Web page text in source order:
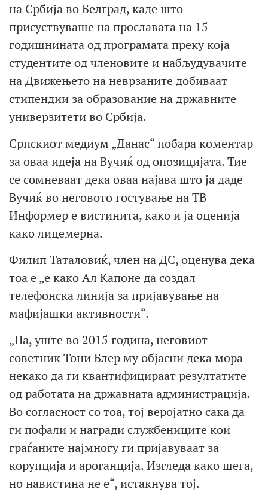
на Србија во Белград, каде што
присуствуваше на прославата на 15-
годишнината од програмата преку која
студентите од членовите и набљудувачите
на Движењето на неврзаните добиваат
стипендии за образование на државните
универзитети во Србија.
Српскиот медиум „Данас“ побара коментар
за оваа идеја на Вучиќ од опозицијата. Тие
се сомневаат дека оваа најава што ја даде
Вучиќ во неговото гостување на ТВ
Информер е вистинита, како и ја оценија
како лицемерна.
Филип Таталовиќ, член на ДС, оценува дека
тоа е „е како Ал Капоне да создал
телефонска линија за пријавување на
мафијашки активности“.
„Па, уште во 2015 година, неговиот
советник Тони Блер му објасни дека мора
некако да ги квантифицираат резултатите
од работата на државната администрација.
Во согласност со тоа, тој веројатно сака да
ги пофали и награди службениците кои
граѓаните најмногу ги пријавуваат за
корупција и ароганција. Изгледа како шега,
но навистина не е“, истакнува тој.